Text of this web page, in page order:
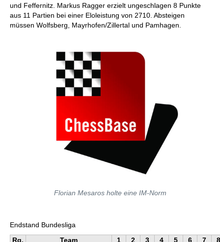
und Feffernitz. Markus Ragger erzielt ungeschlagen 8 Punkte
aus 11 Partien bei einer Eloleistung von 2710. Absteigen
müssen Wolfsberg, Mayrhofen/Zillertal und Pamhagen.
Florian Mesaros holte eine IM-Norm
Endstand Bundesliga
Rg.
Team 1 2 3 4 5 6 7 8